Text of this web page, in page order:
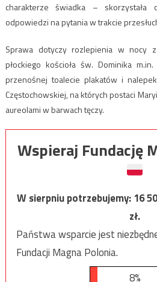
charakterze świadka –
odpowiedzi na pytania w trakcie
Sprawa dotyczy rozlepienia w nocy
płockiego kościoła św. Dominika
przenośnej toalecie plakatów i
Częstochowskiej, na których postaci
aureolami w barwach tęczy.
Wspieraj Fundację
W sierpniu potrzebujemy:16
zł.
Państwa wsparcie jest
Fundacji Magna Polonia.
8%